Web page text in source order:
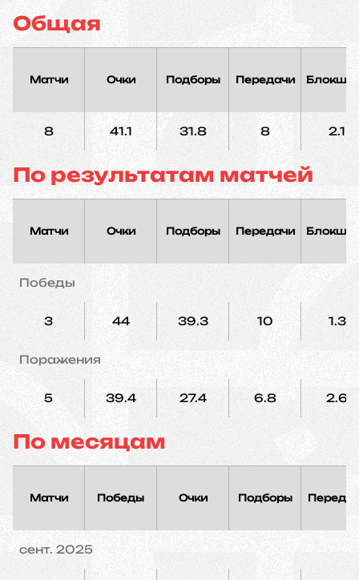
Общая
Матчи Очки Подборы Передачи
8 41.1 31.8 8 2.1
По результатам матчей
Матчи Очки Подборы Передачи
Победы
3 44 39.3 10 1.3
Поражения
5 39.4 27.4 6.8 2.6
По месяцам
Матчи Победы Очки Подборы
сент. 2025